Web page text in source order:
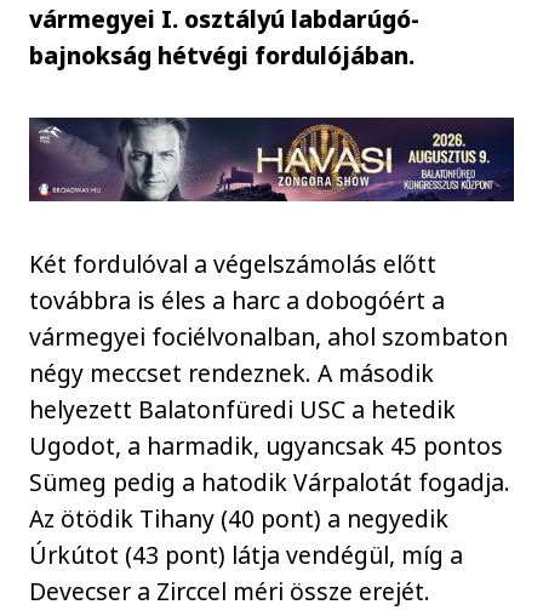
vármegyei I. osztályú labdarúgó-
bajnokság hétvégi fordulójában.
Két fordulóval a végelszámolás előtt
továbbra is éles a harc a dobogóért a
vármegyei fociélvonalban, ahol szombaton
négy meccset rendeznek. A második
helyezett Balatonfüredi USC a hetedik
Ugodot, a harmadik, ugyancsak 45 pontos
Sümeg pedig a hatodik Várpalotát fogadja.
Az ötödik Tihany (40 pont) a negyedik
Úrkútot (43 pont) látja vendégül, míg a
Devecser a Zirccel méri össze erejét.